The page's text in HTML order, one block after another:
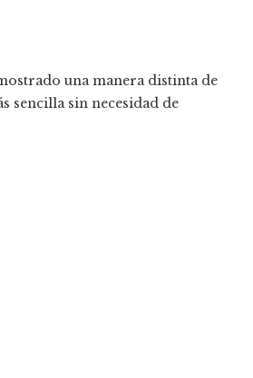
una manera distinta de
sencilla sin necesidad de